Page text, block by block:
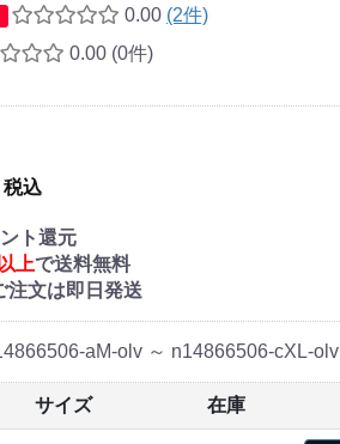
0.00 (2件)
0.00 (0件)
税込
ト還元
上で送料無料
注文は即日発送
aM-olv ～ n14866506-cXL-olv
サイズ 在庫